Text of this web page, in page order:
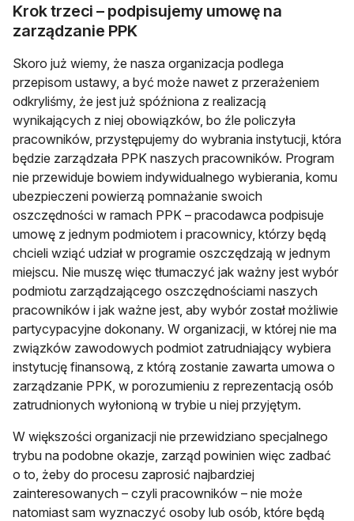
Krok trzeci – podpisujemy umowę na
zarządzanie PPK
Skoro już wiemy, że nasza organizacja podlega
przepisom ustawy, a być może nawet z przerażeniem
odkryliśmy, że jest już spóźniona z realizacją
wynikających z niej obowiązków, bo źle policzyła
pracowników, przystępujemy do wybrania instytucji, która
będzie zarządzała PPK naszych pracowników. Program
nie przewiduje bowiem indywidualnego wybierania, komu
ubezpieczeni powierzą pomnażanie swoich
oszczędności w ramach PPK – pracodawca podpisuje
umowę z jednym podmiotem i pracownicy, którzy będą
chcieli wziąć udział w programie oszczędzają w jednym
miejscu. Nie muszę więc tłumaczyć jak ważny jest wybór
podmiotu zarządzającego oszczędnościami naszych
pracowników i jak ważne jest, aby wybór został możliwie
partycypacyjne dokonany. W organizacji, w której nie ma
związków zawodowych podmiot zatrudniający wybiera
instytucję finansową, z którą zostanie zawarta umowa o
zarządzanie PPK, w porozumieniu z reprezentacją osób
zatrudnionych wyłonioną w trybie u niej przyjętym.
W większości organizacji nie przewidziano specjalnego
trybu na podobne okazje, zarząd powinien więc zadbać
o to, żeby do procesu zaprosić najbardziej
zainteresowanych – czyli pracowników – nie może
natomiast sam wyznaczyć osoby lub osób, które będą